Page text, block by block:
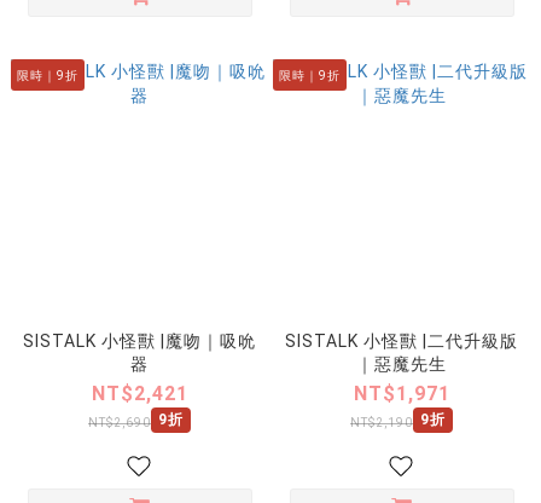
限時｜9折
SISTALK 小怪獸 |魔吻｜吸吮
器
NT$2,421
NT$2,690 9折
限時｜9折
SISTALK 小怪獸 |二代升級版
｜惡魔先生
NT$1,971
NT$2,190 9折